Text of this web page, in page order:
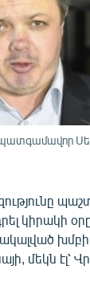
կիրակի օրը
մեկն էլ՝